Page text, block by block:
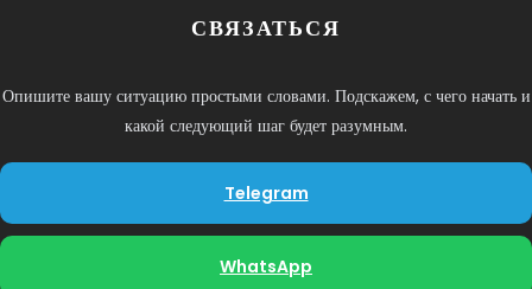
СВЯЗАТЬСЯ
Опишите вашу ситуацию простыми словами. Подскажем, с чего начать и
какой следующий шаг будет разумным.
Telegram
WhatsApp